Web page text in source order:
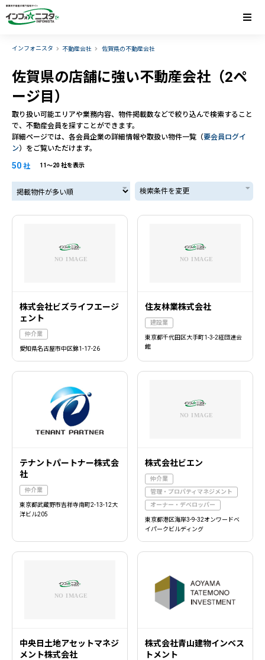
インフォニスタ 不動産会社 佐賀県の不動産会社
佐賀県の店舗に強い不動産会社（2ペ
ージ目）
取り扱い可能エリアや業務内容、物件掲載数などで絞り込んで検索すること
で、不動産会員を探すことができます。
詳細ページでは、各会員企業の詳細情報や取扱い物件一覧（要会員ログイ
ン）をご覧いただけます。
50 社 11〜20 社を表示
掲載物件が多い順 検索条件を変更
株式会社ビズライフエージ
ェント
仲介業
愛知県名古屋市中区錦1-17-26
住友林業株式会社
建設業
東京都千代田区大手町1-3-2経団連会
館
テナントパートナー株式会
社
仲介業
東京都武蔵野市吉祥寺南町2-13-12大
洋ビル205
株式会社ビエン
仲介業
管理・プロパティマネジメント
オーナー・デベロッパー
東京都港区海岸3-9-32オンワードベ
イパークビルディング
中央日土地アセットマネジ
メント株式会社
株式会社青山建物インベス
トメント